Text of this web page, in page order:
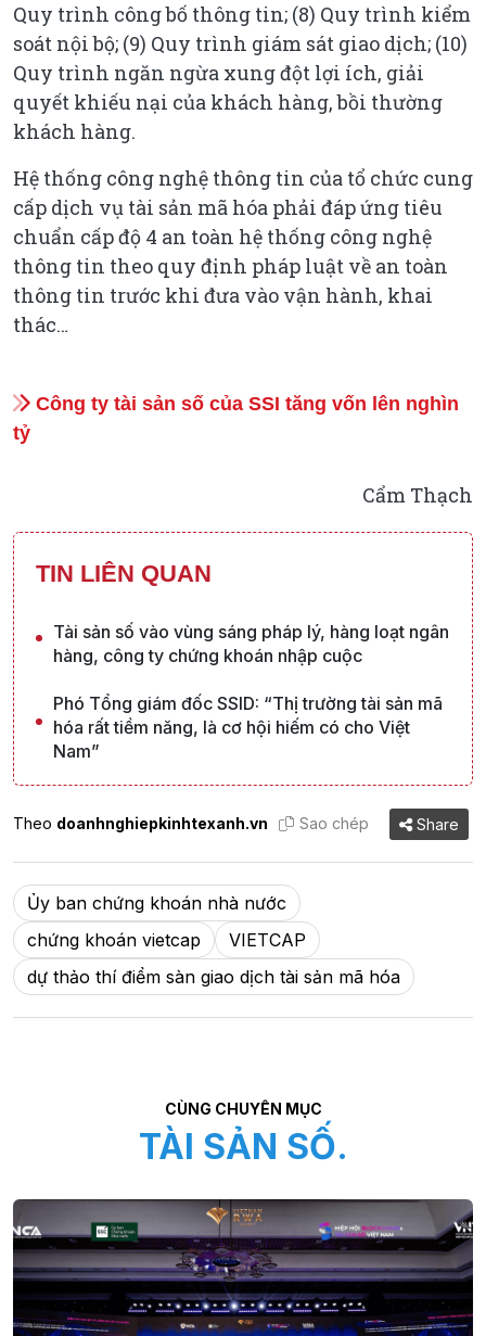
Quy trình công bố thông tin; (8) Quy trình kiểm
soát nội bộ; (9) Quy trình giám sát giao dịch; (10)
Quy trình ngăn ngừa xung đột lợi ích, giải
quyết khiếu nại của khách hàng, bồi thường
khách hàng.
Hệ thống công nghệ thông tin của tổ chức cung
cấp dịch vụ tài sản mã hóa phải đáp ứng tiêu
chuẩn cấp độ 4 an toàn hệ thống công nghệ
thông tin theo quy định pháp luật về an toàn
thông tin trước khi đưa vào vận hành, khai
thác…
Công ty tài sản số của SSI tăng vốn lên nghìn
tỷ
Cẩm Thạch
TIN LIÊN QUAN
Tài sản số vào vùng sáng pháp lý, hàng loạt ngân
hàng, công ty chứng khoán nhập cuộc
Phó Tổng giám đốc SSID: “Thị trường tài sản mã
hóa rất tiềm năng, là cơ hội hiếm có cho Việt
Nam”
Theo doanhnghiepkinhtexanh.vn Sao chép Share
Ủy ban chứng khoán nhà nước
chứng khoán vietcap
VIETCAP
dự thảo thí điểm sàn giao dịch tài sản mã hóa
CÙNG CHUYÊN MỤC
TÀI SẢN SỐ.